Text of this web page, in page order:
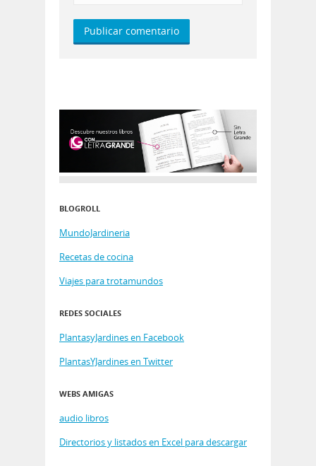
BLOGROLL
MundoJardineria
Recetas de cocina
Viajes para trotamundos
REDES SOCIALES
PlantasyJardines en Facebook
PlantasYJardines en Twitter
WEBS AMIGAS
audio libros
Directorios y listados en Excel para descargar